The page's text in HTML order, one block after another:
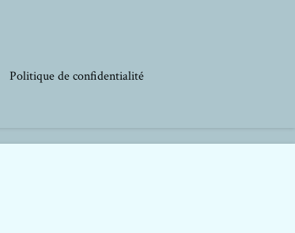
Politique de confidentialité